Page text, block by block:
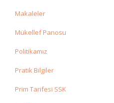
Makaleler
Mükellef Panosu
Politikamız
Pratik Bilgiler
Prim Tarifesi SSK